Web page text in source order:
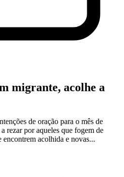
migrante, acolhe a
de oração para o mês de
rezar por aqueles que fogem de
acolhida e novas...